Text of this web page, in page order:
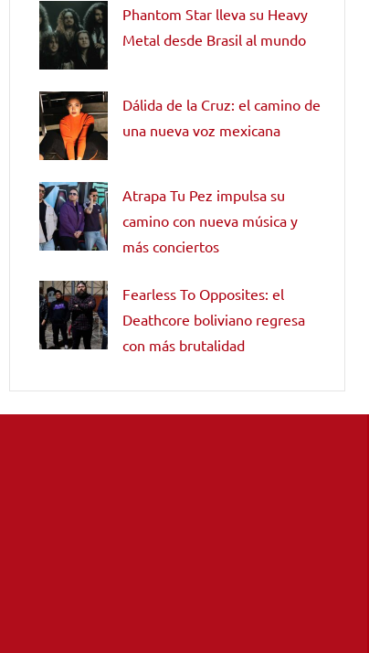
Phantom Star lleva su Heavy
Metal desde Brasil al mundo
Dálida de la Cruz: el camino de
una nueva voz mexicana
Atrapa Tu Pez impulsa su
camino con nueva música y
más conciertos
Fearless To Opposites: el
Deathcore boliviano regresa
con más brutalidad